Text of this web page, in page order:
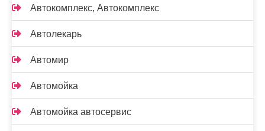
Автокомплекс, Автокомплекс
Автолекарь
Автомир
Автомойка
Автомойка автосервис